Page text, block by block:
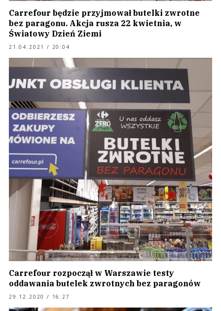
Carrefour będzie przyjmował butelki zwrotne
bez paragonu. Akcja rusza 22 kwietnia, w
Światowy Dzień Ziemi
21.04.2021 / 20:04
Carrefour rozpoczął w Warszawie testy
oddawania butelek zwrotnych bez paragonów
29.12.2020 / 16:27